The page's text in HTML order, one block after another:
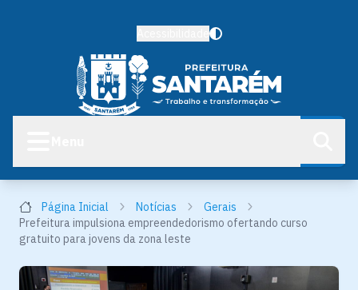
Página Inicial Notícias
Gerais
Prefeitura impulsiona empreendedorismo ofertando curso
gratuito para jovens da zona leste